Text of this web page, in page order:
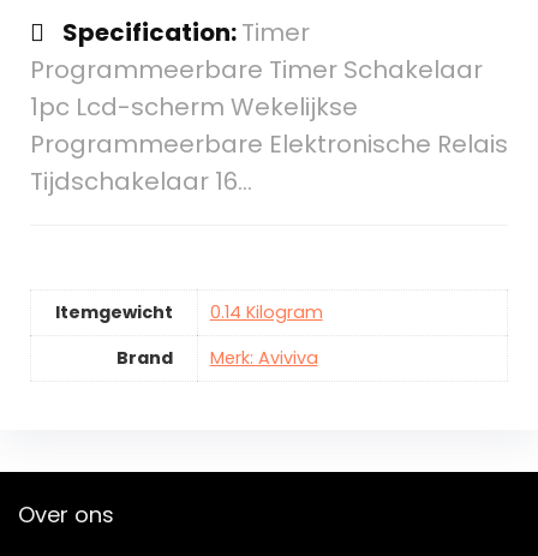
Specification:Timer
Programmeerbare Timer Schakelaar
1pc Lcd-scherm Wekelijkse
Programmeerbare Elektronische Relais
Tijdschakelaar 16…
Itemgewicht
0.14 Kilogram
Brand
Merk: Aviviva
Over ons